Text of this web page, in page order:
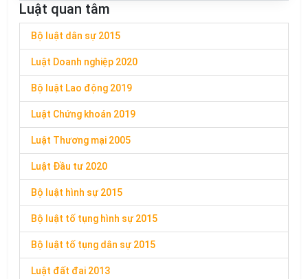
Luật quan tâm
Bộ luật dân sự 2015
Luật Doanh nghiệp 2020
Bộ luật Lao động 2019
Luật Chứng khoán 2019
Luật Thương mại 2005
Luật Đầu tư 2020
Bộ luật hình sự 2015
Bộ luật tố tụng hình sự 2015
Bộ luật tố tụng dân sự 2015
Luật đất đai 2013